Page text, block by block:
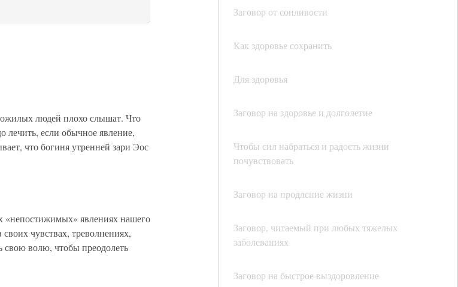
Заговор от сонливости
Как здоровье сохранить
Для здоровья
Заговор на здоровье и долголетие
Чтобы сил набраться и радость жизни
почувствовать
Заговор на продление жизни
Заговор, читаемый при любых тяжелых
заболеваниях
Заговор на быстрое выздоровление
людей плохо слышат. Что
лечить, если обычное явление,
что богиня утренней зари Эос
явлениях нашего
чувствах, треволнениях,
свою волю, чтобы преодолеть